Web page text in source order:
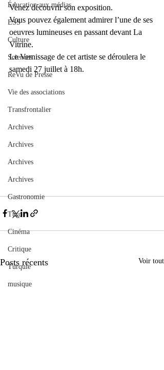
Éducation aux médias
ESS
Culture
Sciences
ReVu de Presse
Vie des associations
Transfrontalier
Archives
Archives
Archives
Archives
Gastronomie
Turc
Cinéma
Critique
Turquie
musique
Venez découvrir son exposition.
Vous pouvez également admirer l’une de ses
oeuvres lumineuses en passant devant La
Vitrine.
Le Vernissage de cet artiste se déroulera le
samedi 27 juillet à 18h.
Posts récents Voir tout